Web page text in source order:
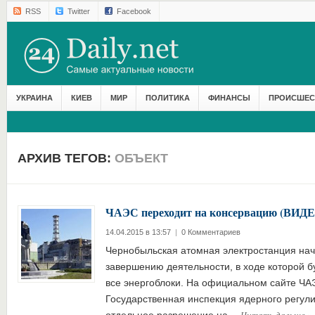
RSS Twitter Facebook
УКРАИНА КИЕВ МИР ПОЛИТИКА ФИНАНСЫ
АРХИВ ТЕГОВ: ОБЪЕКТ
ЧАЭС переходит на консервацию
14.04.2015 в 13:57 | 0 Комментариев
Чернобыльская атомная электростанция
завершению деятельности, в ходе которой
все энергоблоки. На официальном сайте
Государственная инспекция ядерного